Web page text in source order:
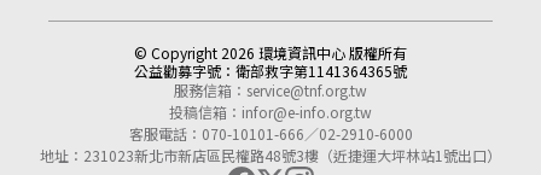
© Copyright 2026 環境資訊中心 版權所有
公益勸募字號： 衛部救字第1141364365號
服務信箱： service@tnf.org.tw
投稿信箱： infor@e-info.org.tw
客服電話：070-10101-666／02-2910-6000
地址：231023新北市新店區民權路48號3樓（近捷運大坪林站1號出口）